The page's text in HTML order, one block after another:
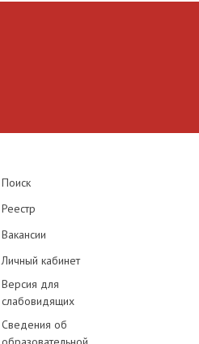
Поиск
Реестр
Вакансии
Личный кабинет
Версия для
слабовидящих
Сведения об